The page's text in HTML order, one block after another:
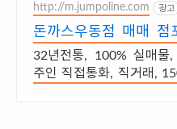
http://m.jumpoline.com 광고
돈까스우동점 매매 점
른 직거래 & 안전중개
32년전통, 100% 실매물,
주인 직접통화, 직거래,